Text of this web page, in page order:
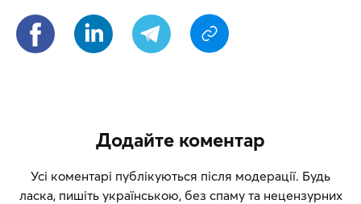
Додайте коментар
Усі коментарі публікуються після модерації. Будь
ласка, пишіть українською, без спаму та нецензурних